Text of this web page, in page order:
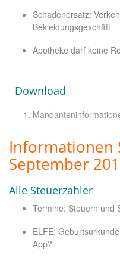
Schadenersatz:
Bekleidungsgeschäft
Apotheke darf keine
Download
Informationen
September
Alle Steuerzahler
Termine: Steuern und
ELFE:
App?